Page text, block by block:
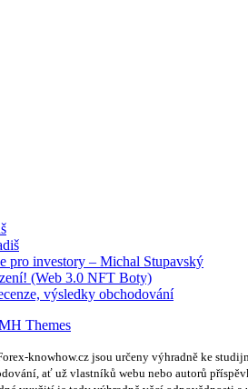
pro investory – Michal Stupavský
(Web 3.0 NFT Boty)
výsledky obchodování
Themes
knowhow.cz jsou určeny výhradně ke
ať už vlastníků webu nebo autorů